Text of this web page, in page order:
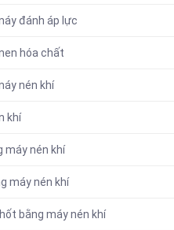
đánh áp lực
hóa chất
nén khí
khí
máy nén khí
máy nén khí
bằng máy nén khí